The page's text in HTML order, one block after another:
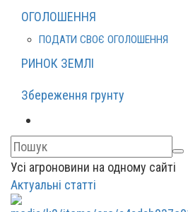
ОГОЛОШЕННЯ
ПОДАТИ СВОЄ ОГОЛОШЕННЯ
РИНОК ЗЕМЛІ
Збереження грунту
Усі агроновини на одному сайті
Актуальні статті